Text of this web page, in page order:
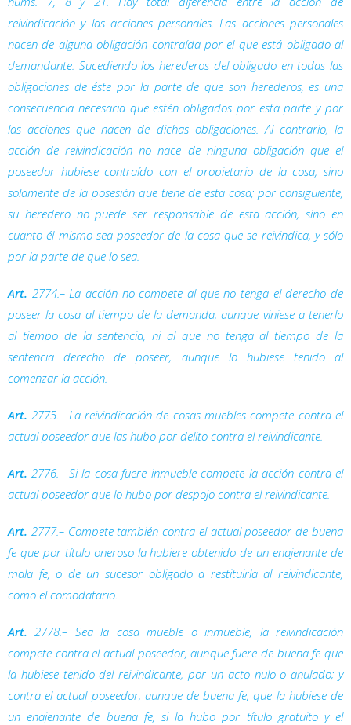
reivindicación y las acciones personales. Las acciones personales
nacen de alguna obligación contraída por el que está obligado al
demandante. Sucediendo los herederos del obligado en todas las
obligaciones de éste por la parte de que son herederos, es una
consecuencia necesaria que estén obligados por esta parte y por
las acciones que nacen de dichas obligaciones. Al contrario, la
acción de reivindicación no nace de ninguna obligación que el
poseedor hubiese contraído con el propietario de la cosa, sino
solamente de la posesión que tiene de esta cosa; por consiguiente,
su heredero no puede ser responsable de esta acción, sino en
cuanto él mismo sea poseedor de la cosa que se reivindica, y sólo
por la parte de que lo sea.
Art. 2774.– La acción no compete al que no tenga el derecho de
poseer la cosa al tiempo de la demanda, aunque viniese a tenerlo
al tiempo de la sentencia, ni al que no tenga al tiempo de la
sentencia derecho de poseer, aunque lo hubiese tenido al
comenzar la acción.
Art. 2775.– La reivindicación de cosas muebles compete contra el
actual poseedor que las hubo por delito contra el reivindicante.
Art. 2776.– Si la cosa fuere inmueble compete la acción contra el
actual poseedor que lo hubo por despojo contra el reivindicante.
Art. 2777.– Compete también contra el actual poseedor de buena
fe que por título oneroso la hubiere obtenido de un enajenante de
mala fe, o de un sucesor obligado a restituirla al reivindicante,
como el comodatario.
Art. 2778.– Sea la cosa mueble o inmueble, la reivindicación
compete contra el actual poseedor, aunque fuere de buena fe que
la hubiese tenido del reivindicante, por un acto nulo o anulado; y
contra el actual poseedor, aunque de buena fe, que la hubiese de
un enajenante de buena fe, si la hubo por título gratuito y el